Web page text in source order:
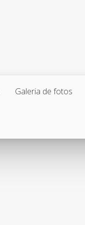
Galeria de fotos